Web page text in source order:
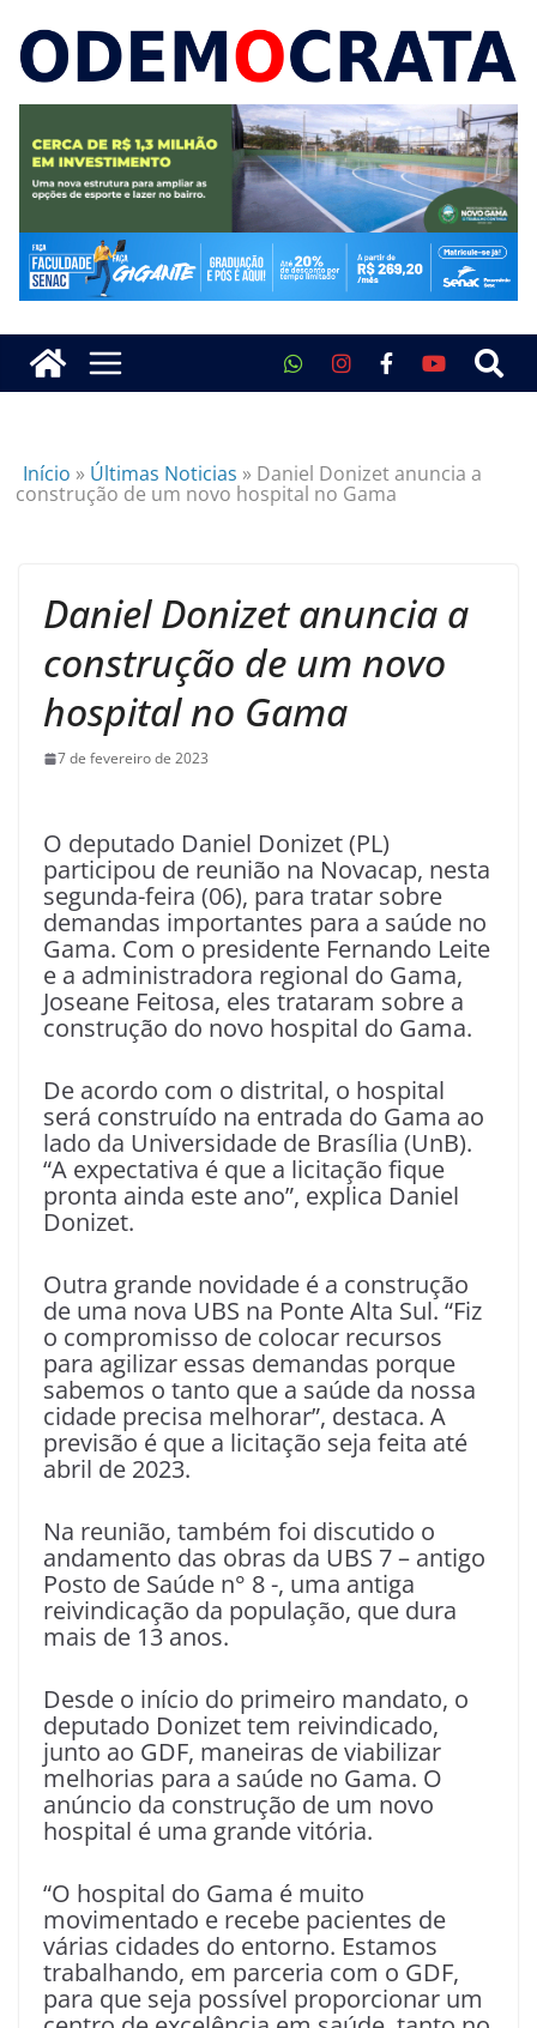
Início » Últimas Noticias » Daniel Donizet anuncia a
construção de um novo hospital no Gama
Daniel Donizet anuncia a
construção de um novo
hospital no Gama
7 de fevereiro de 2023
O deputado Daniel Donizet (PL)
participou de reunião na Novacap, nesta
segunda-feira (06), para tratar sobre
demandas importantes para a saúde no
Gama. Com o presidente Fernando Leite
e a administradora regional do Gama,
Joseane Feitosa, eles trataram sobre a
construção do novo hospital do Gama.
De acordo com o distrital, o hospital
será construído na entrada do Gama ao
lado da Universidade de Brasília (UnB).
“A expectativa é que a licitação fique
pronta ainda este ano”, explica Daniel
Donizet.
Outra grande novidade é a construção
de uma nova UBS na Ponte Alta Sul. “Fiz
o compromisso de colocar recursos
para agilizar essas demandas porque
sabemos o tanto que a saúde da nossa
cidade precisa melhorar”, destaca. A
previsão é que a licitação seja feita até
abril de 2023.
Na reunião, também foi discutido o
andamento das obras da UBS 7 – antigo
Posto de Saúde n° 8 -, uma antiga
reivindicação da população, que dura
mais de 13 anos.
Desde o início do primeiro mandato, o
deputado Donizet tem reivindicado,
junto ao GDF, maneiras de viabilizar
melhorias para a saúde no Gama. O
anúncio da construção de um novo
hospital é uma grande vitória.
“O hospital do Gama é muito
movimentado e recebe pacientes de
várias cidades do entorno. Estamos
trabalhando, em parceria com o GDF,
para que seja possível proporcionar um